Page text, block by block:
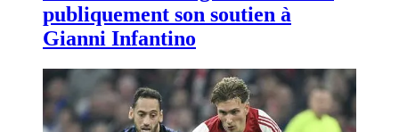
publiquement son soutien à
Gianni Infantino